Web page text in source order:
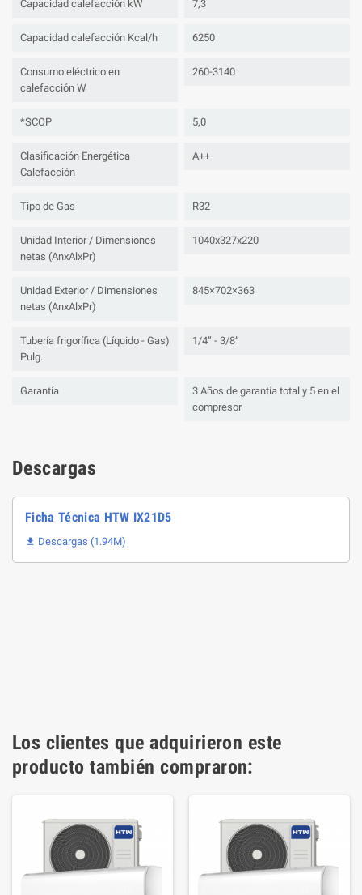
Capacidad calefacción kW 7,3
Capacidad calefacción Kcal/h 6250
Consumo eléctrico en
calefacción W
260-3140
*SCOP 5,0
Clasificación Energética
Calefacción
A++
Tipo de Gas R32
Unidad Interior / Dimensiones
netas (AnxAlxPr)
1040x327x220
Unidad Exterior / Dimensiones
netas (AnxAlxPr)
845×702×363
Tubería frigorífica (Líquido - Gas)
Pulg.
1/4” - 3/8”
Garantía
3 Años de garantía total y 5 en el
compresor
Descargas
Ficha Técnica HTW IX21D5
 Descargas (1.94M)
Los clientes que adquirieron este
producto también compraron: